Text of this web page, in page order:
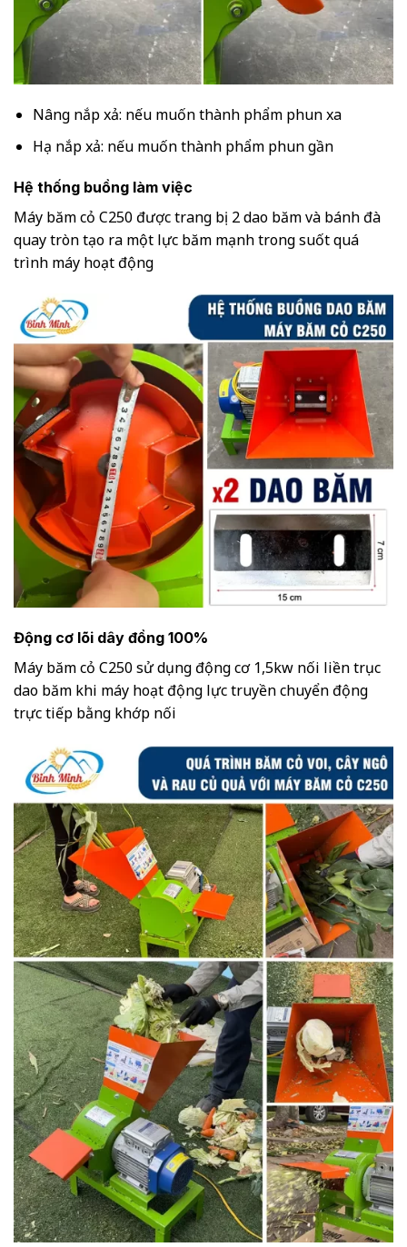
Nâng nắp xả: nếu muốn thành phẩm phun xa
Hạ nắp xả: nếu muốn thành phẩm phun gần
Hệ thống buồng làm việc
Máy băm cỏ C250 được trang bị 2 dao băm và bánh đà
quay tròn tạo ra một lực băm mạnh trong suốt quá
trình máy hoạt động
Động cơ lõi dây đồng 100%
Máy băm cỏ C250 sử dụng động cơ 1,5kw nối liền trục
dao băm khi máy hoạt động lực truyền chuyển động
trực tiếp bằng khớp nối